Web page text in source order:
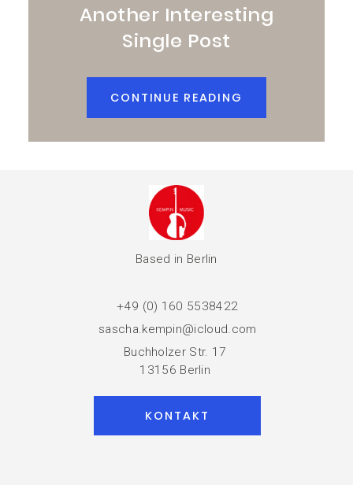
Another Interesting
Single Post
CONTINUE READING
+49 (0) 160 5538422
sascha.kempin@icloud.com
Buchholzer Str. 17
13156 Berlin
Based in Berlin
KONTAKT